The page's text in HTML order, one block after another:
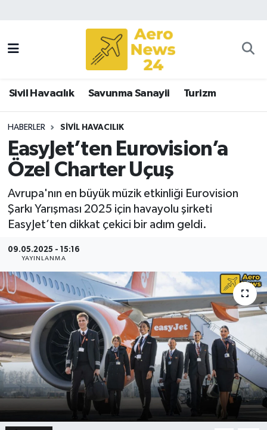
Sivil Havacılık Savunma Sanayii Turizm
HABERLER SIVIL HAVACILIK
EasyJet’ten Eurovision’a
Özel Charter Uçuş
Avrupa'nın en büyük müzik etkinliği Eurovision
Şarkı Yarışması 2025 için havayolu şirketi
EasyJet’ten dikkat çekici bir adım geldi.
09.05.2025 - 15:16
YAYINLANMA